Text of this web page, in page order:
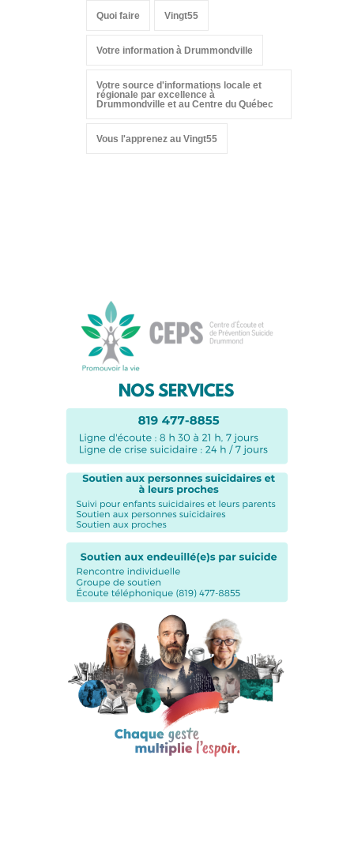
Quoi faire Vingt55
Votre information à Drummondville
Votre source d'informations locale et
régionale par excellence à
Drummondville et au Centre du Québec
Vous l'apprenez au Vingt55